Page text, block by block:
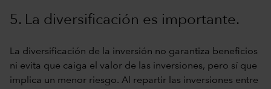
5. La diversificación es importante.
La diversificación de la inversión no garantiza beneficios
ni evita que caiga el valor de las inversiones, pero sí que
implica un menor riesgo. Al repartir las inversiones entre